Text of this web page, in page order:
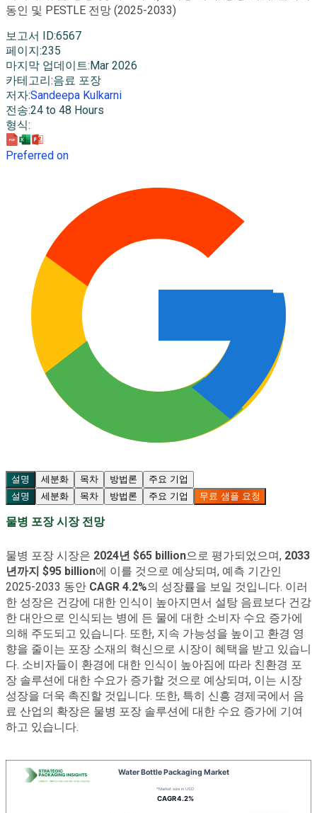
동인 및 PESTLE 전망 (2025-2033)
보고서 ID:6567
페이지 :235
마지막 업데이트: Mar 2026
카테고리 :음료 포장
저자:Sandeepa Kulkarni
전송:24 to 48 Hours
형식:
Preferred on
설명 세분화 목차 방법론
주요 기업
설명
세분화 목차 방법론 주요 기업 무료 샘플 요청
물병 포장 시장 전망
물병 포장 시장은 2024년 $65 billion으로 평가되었으며, 2033
년까지 $95 billion에 이를 것으로 예상되며, 예측 기간인
2025-2033 동안 CAGR 4.2%의 성장률을 보일 것입니다. 이러
한 성장은 건강에 대한 인식이 높아지면서 설탕 음료보다 건강
한 대안으로 인식되는 병에 든 물에 대한 소비자 수요 증가에
의해 주도되고 있습니다. 또한, 지속 가능성을 높이고 환경 영
향을 줄이는 포장 소재의 혁신으로 시장이 혜택을 받고 있습니
다. 소비자들이 환경에 대한 인식이 높아짐에 따라 친환경 포
장 솔루션에 대한 수요가 증가할 것으로 예상되며, 이는 시장
성장을 더욱 촉진할 것입니다. 또한, 특히 신흥 경제국에서 음
료 산업의 확장은 물병 포장 솔루션에 대한 수요 증가에 기여
하고 있습니다.